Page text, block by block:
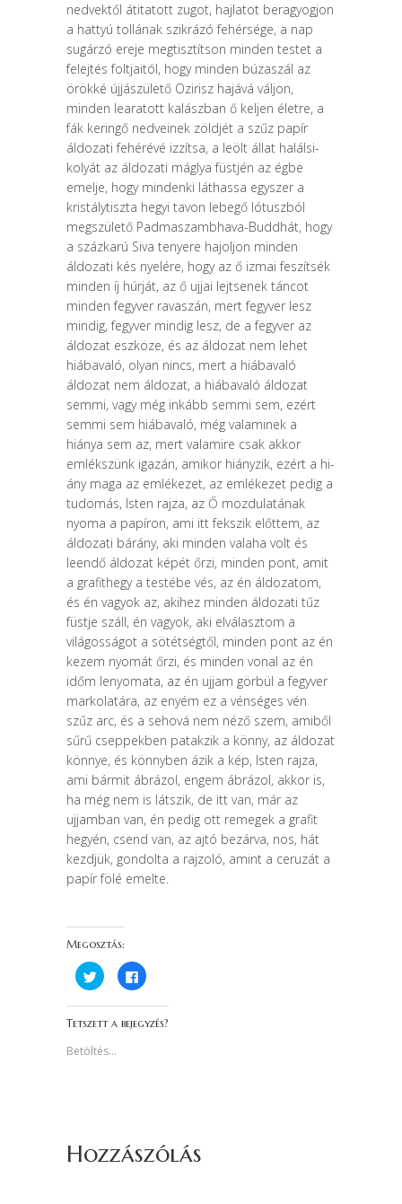
nedvektől átitatott zugot, hajlatot beragyogjon
a hattyú tollának szikrázó fehérsége, a nap
sugárzó ereje megtisztítson min­den testet a
felejtés foltjaitól, hogy minden búzaszál az
örökké újjászülető Ozi­risz hajává váljon,
minden learatott kalászban ő keljen életre, a
fák keringő nedveinek zöldjét a szűz papír
áldozati fehérévé izzítsa, a leölt állat halálsi­
kolyát az áldozati máglya füstjén az égbe
emelje, hogy mindenki láthassa egy­szer a
kristálytiszta hegyi tavon lebegő lótuszból
megszülető Padmaszambha­va-Buddhát, hogy
a százkarú Siva tenyere hajoljon minden
áldozati kés nye­lére, hogy az ő izmai feszítsék
minden íj húrját, az ő ujjai lejtsenek táncot
minden fegyver ravaszán, mert fegyver lesz
mindig, fegyver mindig lesz, de a fegyver az
áldozat eszköze, és az áldozat nem lehet
hiábavaló, olyan nincs, mert a hiábavaló
áldozat nem áldozat, a hiábavaló áldozat
semmi, vagy még inkább semmi sem, ezért
semmi sem hiábavaló, még valaminek a
hiánya sem az, mert valamire csak akkor
emlékszünk igazán, amikor hiányzik, ezért a hi­
ány maga az emlékezet, az emlékezet pedig a
tudomás, Isten rajza, az Ő moz­dulatának
nyoma a papíron, ami itt fekszik előttem, az
áldozati bárány, aki minden valaha volt és
leendő áldozat képét őrzi, minden pont, amit
a grafit­hegy a testébe vés, az én áldozatom,
és én vagyok az, akihez minden áldoza­ti tűz
füstje száll, én vagyok, aki elválasztom a
világosságot a sötétségtől, minden pont az én
kezem nyomát őrzi, és minden vonal az én
időm lenyomata, az én ujjam görbül a fegyver
markolatára, az enyém ez a vénséges vén
szűz arc, és a sehová nem néző szem, amiből
sűrű cseppekben patakzik a könny, az áldozat
könnye, és könnyben ázik a kép, Isten rajza,
ami bármit ábrázol, engem ábrázol, akkor is,
ha még nem is látszik, de itt van, már az
ujjamban van, én pedig ott remegek a grafit
hegyén, csend van, az ajtó bezárva, nos, hát
kezdjük, gondolta a rajzoló, amint a ceruzát a
papír fölé emelte.
Megosztás:
K
a
t
n
s
i
e
r
F
a
e
o
o
s
Tetszett a bejegyzés?
Betöltés...
Hozzászólás